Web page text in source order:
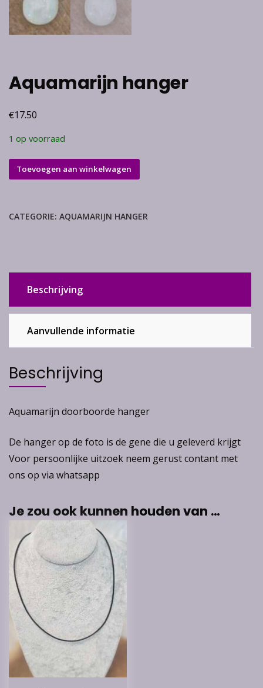
Aquamarijn hanger
€17.50
1 op voorraad
Aquamarijn
hanger
Toevoegen aan winkelwagen
CATEGORIE: AQUAMARIJN HANGER
Beschrijving
Aanvullende informatie
Beschrijving
Aquamarijn doorboorde hanger
De hanger op de foto is de gene die u geleverd krijgt
Voor persoonlijke uitzoek neem gerust contant met
ons op via whatsapp
Je zou ook kunnen houden van …